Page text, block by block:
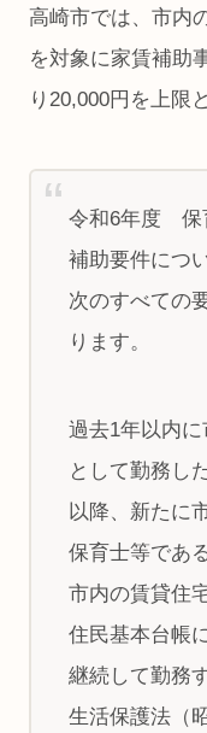
高崎市では、市内
を対象に家賃補助
り20,000円を上限
令和6年度 保
補助要件につ
次のすべての
ります。
過去1年以内
として勤務し
以降、新たに
保育士等であ
市内の賃貸住
住民基本台帳
継続して勤務
生活保護法（